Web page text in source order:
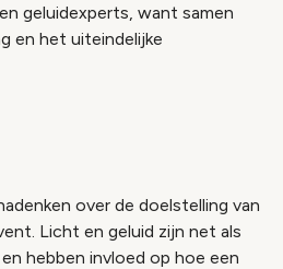
geluidexperts, want samen
en het uiteindelijke
over de doelstelling van
Licht en geluid zijn net als
hebben invloed op hoe een